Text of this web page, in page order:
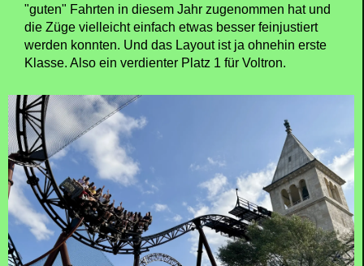
"guten" Fahrten in diesem Jahr zugenommen hat und
die Züge vielleicht einfach etwas besser feinjustiert
werden konnten. Und das Layout ist ja ohnehin erste
Klasse. Also ein verdienter Platz 1 für Voltron.